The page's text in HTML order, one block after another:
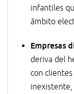
infantiles
ámbito
Empresas
deriva del
con
inexistente,